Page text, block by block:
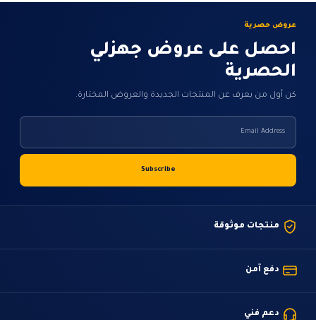
عروض حصرية
احصل على عروض جهزلي
الحصرية
كن أول من يعرف عن المنتجات الجديدة والعروض المختارة.
منتجات موثوقة
دفع آمن
دعم فني